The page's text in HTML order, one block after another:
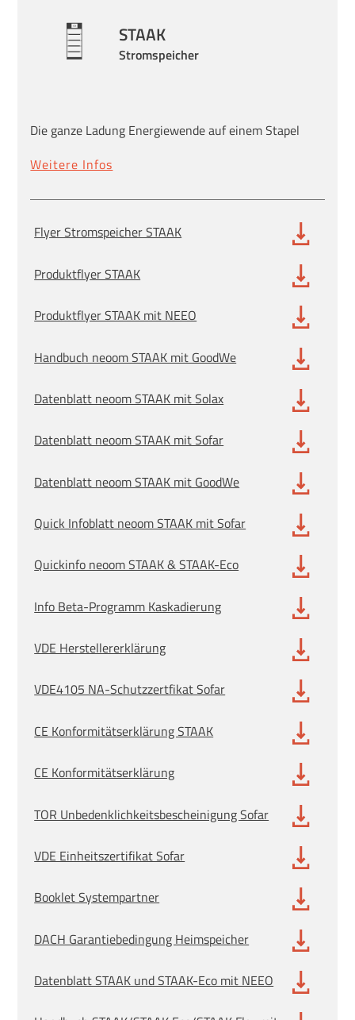
STAAK
Stromspeicher
Die ganze Ladung Energiewende auf einem Stapel
Weitere Infos
Flyer Stromspeicher STAAK
Produktflyer STAAK
Produktflyer STAAK mit NEEO
Handbuch neoom STAAK mit GoodWe
Datenblatt neoom STAAK mit Solax
Datenblatt neoom STAAK mit Sofar
Datenblatt neoom STAAK mit GoodWe
Quick Infoblatt neoom STAAK mit Sofar
Quickinfo neoom STAAK & STAAK-Eco
Info Beta-Programm Kaskadierung
VDE Herstellererklärung
VDE4105 NA-Schutzzertfikat Sofar
CE Konformitätserklärung STAAK
CE Konformitätserklärung
TOR Unbedenklichkeitsbescheinigung Sofar
VDE Einheitszertifikat Sofar
Booklet Systempartner
DACH Garantiebedingung Heimspeicher
Datenblatt STAAK und STAAK-Eco mit NEEO